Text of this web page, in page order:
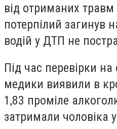
від отриманих травм
потерпілий загинув
водій у ДТП не
Під час перевірки на
медики виявили в
1,83 проміле
затримали чоловіка